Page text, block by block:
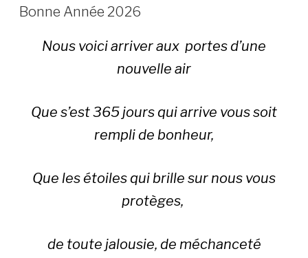
ON
Bonne Année 2026
Nous voici arriver aux portes d’une
nouvelle air
Que s’est 365 jours qui arrive vous soit
rempli de bonheur,
Que les étoiles qui brille sur nous vous
protèges,
de toute jalousie, de méchanceté